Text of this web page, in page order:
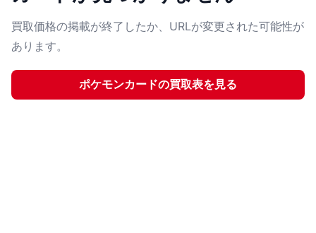
買取価格の掲載が終了したか、URLが変更された可能性が
あります。
ポケモンカードの買取表を見る